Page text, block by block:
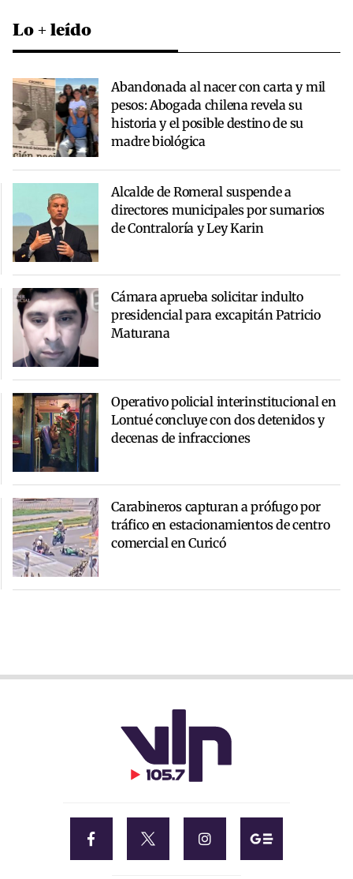
Lo + leído
Abandonada al nacer con carta y mil
pesos: Abogada chilena revela su
historia y el posible destino de su
madre biológica
Alcalde de Romeral suspende a
directores municipales por sumarios
de Contraloría y Ley Karin
Cámara aprueba solicitar indulto
presidencial para excapitán Patricio
Maturana
Operativo policial interinstitucional en
Lontué concluye con dos detenidos y
decenas de infracciones
Carabineros capturan a prófugo por
tráfico en estacionamientos de centro
comercial en Curicó